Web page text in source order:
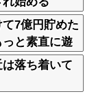
て7億円貯めた
と素直に遊
落ち着いて